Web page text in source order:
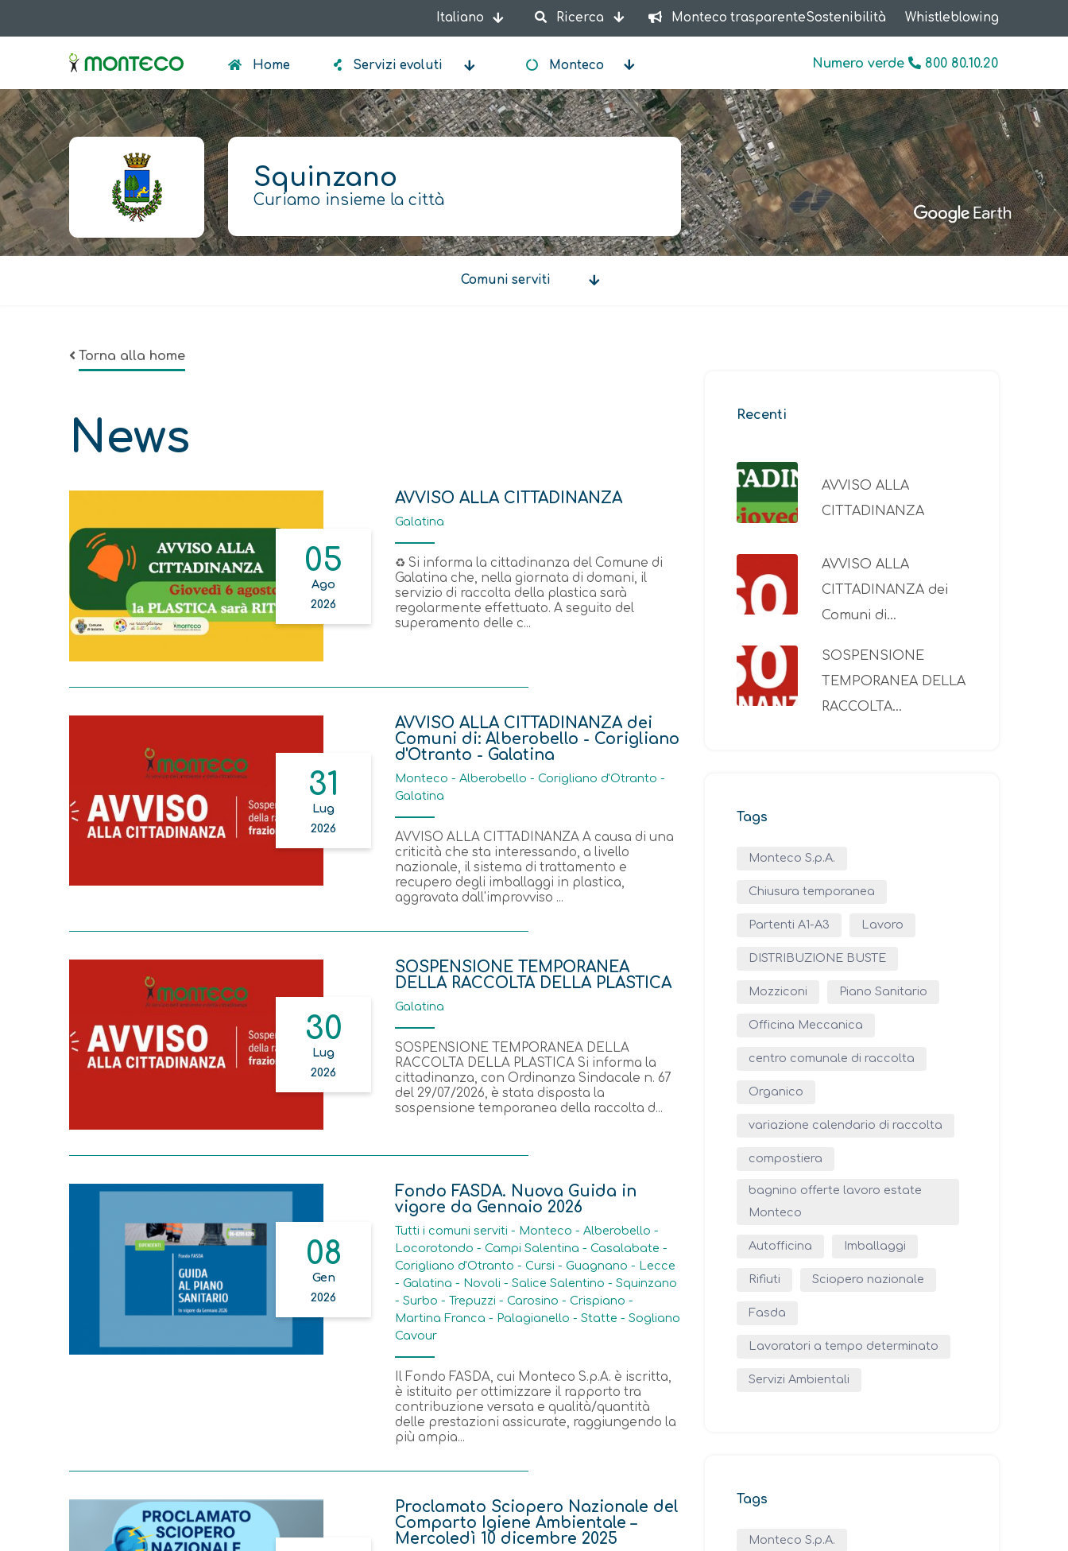
al
principale
Italiano Mostra ulteriori azioni
Ricerca Monteco trasparenteSostenibilità Whistleblowing
Home Servizi evoluti Monteco Numero verde 800 80.10.20
Squinzano
Curiamo insieme la città
Comuni serviti
Torna alla home
News
05
Ago
2026
AVVISO ALLA CITTADINANZA
Galatina
♻️ Si informa la cittadinanza del Comune di
Galatina che, nella giornata di domani, il
servizio di raccolta della plastica sarà
regolarmente effettuato. A seguito del
superamento delle c...
31
Lug
2026
AVVISO ALLA CITTADINANZA dei
Comuni di: Alberobello - Corigliano
d'Otranto - Galatina
Monteco - Alberobello - Corigliano d'Otranto -
Galatina
AVVISO ALLA CITTADINANZA A causa di una
criticità che sta interessando, a livello
nazionale, il sistema di trattamento e
recupero degli imballaggi in plastica,
aggravata dall'improvviso ...
30
Lug
2026
SOSPENSIONE TEMPORANEA
DELLA RACCOLTA DELLA PLASTICA ​
Galatina
SOSPENSIONE TEMPORANEA DELLA
RACCOLTA DELLA PLASTICA Si informa la
cittadinanza, con Ordinanza Sindacale n. 67
del 29/07/2026, è stata disposta la
sospensione temporanea della raccolta d...
08
Gen
2026
Fondo FASDA. Nuova Guida in
vigore da Gennaio 2026
Tutti i comuni serviti - Monteco - Alberobello -
Locorotondo - Campi Salentina - Casalabate -
Corigliano d'Otranto - Cursi - Guagnano - Lecce
- Galatina - Novoli - Salice Salentino - Squinzano
- Surbo - Trepuzzi - Carosino - Crispiano -
Martina Franca - Palagianello - Statte - Sogliano
Cavour
Il Fondo FASDA, cui Monteco S.p.A. è iscritta,
è istituito per ottimizzare il rapporto tra
contribuzione versata e qualità/quantità
delle prestazioni assicurate, raggiungendo la
più ampia...
Proclamato Sciopero Nazionale del
Comparto Igiene Ambientale –
Mercoledì 10 dicembre 2025
Recenti
AVVISO ALLA
CITTADINANZA
AVVISO ALLA
CITTADINANZA dei
Comuni di…
SOSPENSIONE
TEMPORANEA DELLA
RACCOLTA…
Tags
Monteco S.p.A.
Chiusura temporanea
Partenti A1-A3 Lavoro
DISTRIBUZIONE BUSTE
Mozziconi Piano Sanitario
Officina Meccanica
centro comunale di raccolta
Organico
variazione calendario di raccolta
compostiera
bagnino offerte lavoro estate
Monteco
Autofficina Imballaggi
Rifiuti Sciopero nazionale
Fasda
Lavoratori a tempo determinato
Servizi Ambientali
Tags
Monteco S.p.A.